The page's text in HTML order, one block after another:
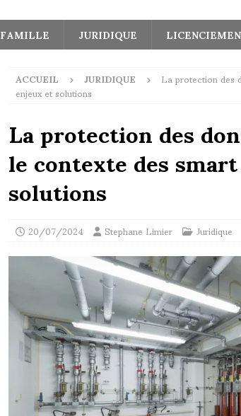
FAMILLE JURIDIQUE
ACCUEIL JURIDIQUE La protection des
enjeux et solutions
La protection des
le contexte des
solutions
20/07/2024 Stephane Limier Juridique